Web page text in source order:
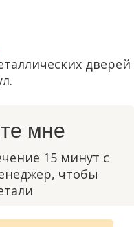
дверей
мне
15 минут с
чтобы